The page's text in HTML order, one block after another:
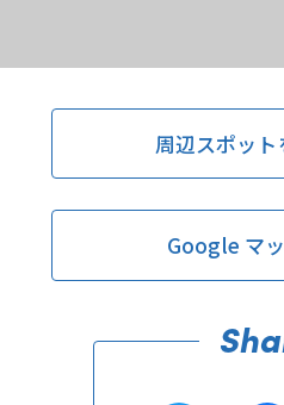
周辺スポッ
Google マ